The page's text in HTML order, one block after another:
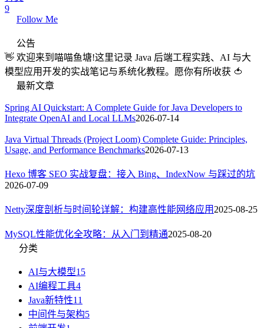
9
Follow Me
公告
👋 欢迎来到喵喵鱼塘!这里记录 Java 后端工程实践、AI 与大
模型应用开发的实战笔记与系统化教程。愿你有所收获 🍅
最新文章
Spring AI Quickstart: A Complete Guide for Java Developers to
Integrate OpenAI and Local LLMs2026-07-14
Java Virtual Threads (Project Loom) Complete Guide: Principles,
Usage, and Performance Benchmarks2026-07-13
Hexo 博客 SEO 实战复盘：接入 Bing、IndexNow 与踩过的坑
2026-07-09
Netty深度剖析与时间轮详解：构建高性能网络应用 2025-08-25
MySQL性能优化全攻略：从入门到精通2025-08-20
分类
AI与大模型15
AI编程工具4
Java新特性11
中间件与架构5